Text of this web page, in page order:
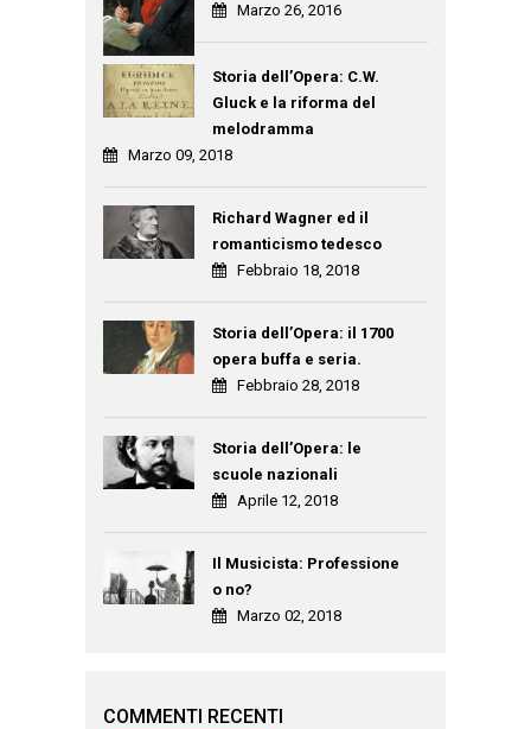
Marzo 26, 2016
Storia dell’Opera: C.W.
Gluck e la riforma del
melodramma
Marzo 09, 2018
Richard Wagner ed il
romanticismo tedesco
Febbraio 18, 2018
Storia dell’Opera: il 1700
opera buffa e seria.
Febbraio 28, 2018
Storia dell’Opera: le
scuole nazionali
Aprile 12, 2018
Il Musicista: Professione
o no?
Marzo 02, 2018
COMMENTI RECENTI